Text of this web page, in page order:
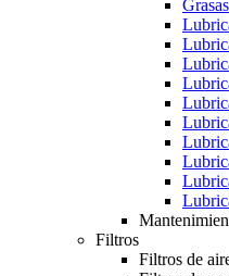
Filtros
Filtros de